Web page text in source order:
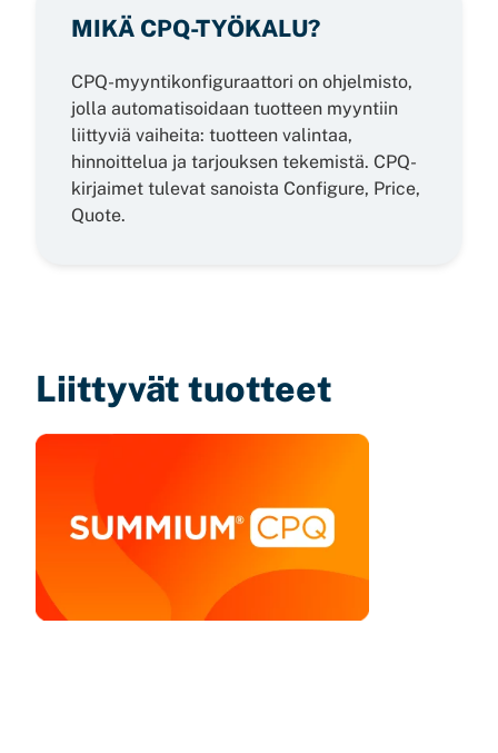
MIKÄ CPQ-TYÖKALU?
CPQ-myyntikonfiguraattori on ohjelmisto,
jolla automatisoidaan tuotteen myyntiin
liittyviä vaiheita: tuotteen valintaa,
hinnoittelua ja tarjouksen tekemistä. CPQ-
kirjaimet tulevat sanoista Configure, Price,
Quote.
Liittyvät tuotteet